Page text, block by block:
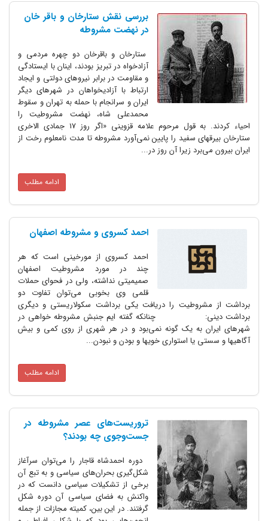
بررسی نقش ستارخان و باقر خان
در نهضت مشروطه
ستارخان و باقرخان دو چهره مردمی و
آزادخواه در تبریز بودند، اینان با ایستادگی
و مقاومت در برابر نیروهای دولتی و ایجاد
ارتباط با آزادیخواهان در شهرهای دیگر
ایران و سرانجام با حمله به تهران و سقوط
محمدعلی شاه، نهضت مشروطیت را
احیاء کردند. به قول مرحوم علامه قزوینی «اگر روز 17 جمادی الاخری
ستارخان بیرقهای سفید را پایین نمی‌آورد مشروطه تا مدت نامعلوم رخت از
ایران بیرون می‌برد زیرا آن روز در...
ادامه مطلب
احمد کسروی و مشروطه اصفهان
احمد کسروی از مورخینی است که هر
چند در مورد مشروطیت اصفهان
صمیمیتی نداشته، ولی در فحوای حملات
قلمی وی بخوبی می‌توان تفاوت دو
برداشت از مشروطیت را دریافت یکی برداشت سکولاریستی و دیگری
برداشت دینی: چنانکه گفته ‌ایم جنبش مشروطه ‌خواهی در
شهرهای ایران به یک گونه نمی‌بود و در هر شهری از روی کمی و بیش
آگاهیها و سستی یا استواری خویها و بودن و نبودن...
ادامه مطلب
تروریست‌های عصر مشروطه در
جست‌وجوی چه بودند؟
دوره احمدشاه قاجار را می‌توان سرآغاز
شکل‌گیری بحران‌های سیاسی و به تبع آن
برخی از تشکیلات سیاسی دانست که در
واکنش به فضای سیاسی آن دوره شکل
گرفتند. در این بین، کمیته مجازات از جمله